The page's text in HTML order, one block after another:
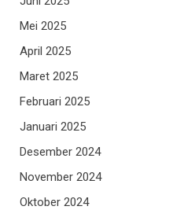
Mei 2025
April 2025
Maret 2025
Februari 2025
Januari 2025
Desember 2024
November 2024
Oktober 2024